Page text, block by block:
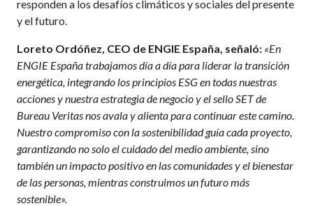
responden a los desafíos climáticos y sociales del presente
y el futuro.
Loreto Ordóñez, CEO de ENGIE España, señaló: «En
ENGIE España trabajamos día a día para liderar la transición
energética, integrando los principios ESG en todas nuestras
acciones y nuestra estrategia de negocio y el sello SET de
Bureau Veritas nos avala y alienta para continuar este camino.
Nuestro compromiso con la sostenibilidad guía cada proyecto,
garantizando no solo el cuidado del medio ambiente, sino
también un impacto positivo en las comunidades y el bienestar
de las personas, mientras construimos un futuro más
sostenible».